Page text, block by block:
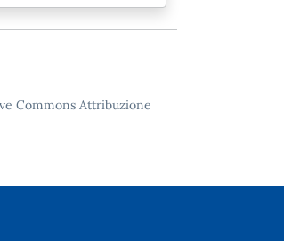
Commons Attribuzione